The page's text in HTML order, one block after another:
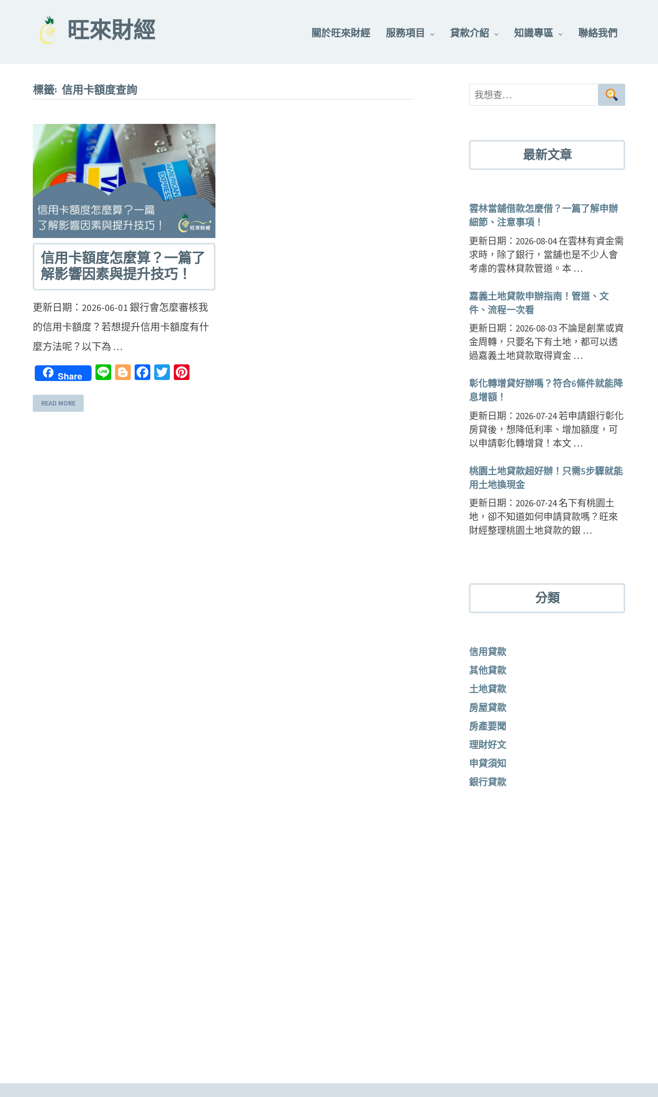
旺來財經 關於旺來財經 服務項目 貸款介紹 知識專區 聯絡我們
標籤: 信用卡額度查詢
信用卡額度怎麼算？一篇了
解影響因素與提升技巧！
更新日期：2026-06-01 銀行會怎麼審核我
的信用卡額度？若想提升信用卡額度有什
麼方法呢？以下為 …
Share LineBlogger
Facebook
Twitter
READ MORE
最新文章
雲林當舖借款怎麼借？一篇了解申辦
細節、注意事項！
更新日期：2026-08-04 在雲林有資金需
求時，除了銀行，當舖也是不少人會
考慮的雲林貸款管道。本 …
嘉義土地貸款申辦指南！管道、文
件、流程一次看
更新日期：2026-08-03 不論是創業或資
金周轉，只要名下有土地，都可以透
過嘉義土地貸款取得資金 …
彰化轉增貸好辦嗎？符合6條件就能降
息增額！
更新日期：2026-07-24 若申請銀行彰化
房貸後，想降低利率、增加額度，可
以申請彰化轉增貸！本文 …
桃園土地貸款超好辦！只需5步驟就能
用土地換現金
更新日期：2026-07-24 名下有桃園土
地，卻不知道如何申請貸款嗎？旺來
財經整理桃園土地貸款的銀 …
分類
信用貸款
其他貸款
土地貸款
房屋貸款
房產要聞
理財好文
申貸須知
銀行貸款